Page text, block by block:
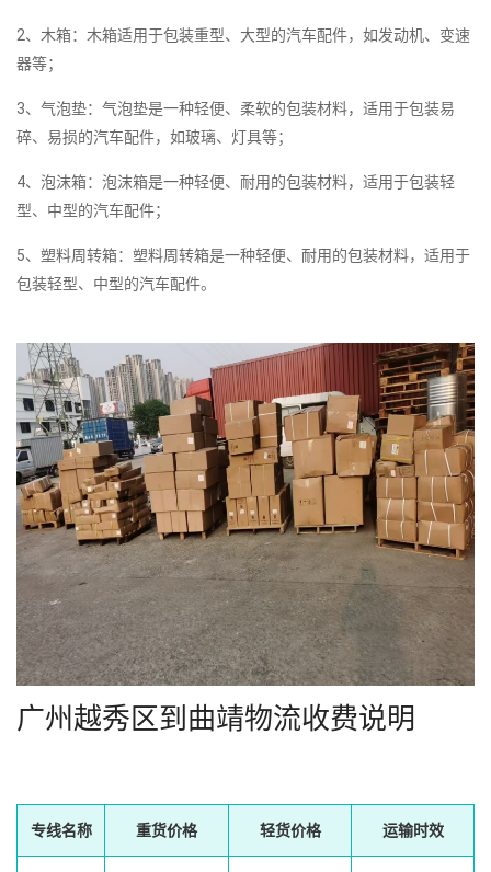
2、木箱：木箱适用于包装重型、大型的汽车配件，如发动机、变速
器等；
3、气泡垫：气泡垫是一种轻便、柔软的包装材料，适用于包装易
碎、易损的汽车配件，如玻璃、灯具等；
4、泡沫箱：泡沫箱是一种轻便、耐用的包装材料，适用于包装轻
型、中型的汽车配件；
5、塑料周转箱：塑料周转箱是一种轻便、耐用的包装材料，适用于
包装轻型、中型的汽车配件。
广州越秀区到曲靖物流收费说明
专线名称 重货价格 轻货价格 运输时效